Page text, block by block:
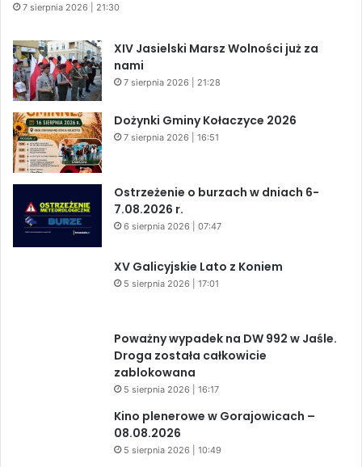
7 sierpnia 2026 | 21:30
XIV Jasielski Marsz Wolności już za
nami
7 sierpnia 2026 | 21:28
Dożynki Gminy Kołaczyce 2026
7 sierpnia 2026 | 16:51
Ostrzeżenie o burzach w dniach 6-
7.08.2026 r.
6 sierpnia 2026 | 07:47
XV Galicyjskie Lato z Koniem
5 sierpnia 2026 | 17:01
Poważny wypadek na DW 992 w Jaśle.
Droga została całkowicie
zablokowana
5 sierpnia 2026 | 16:17
Kino plenerowe w Gorajowicach –
08.08.2026
5 sierpnia 2026 | 10:49